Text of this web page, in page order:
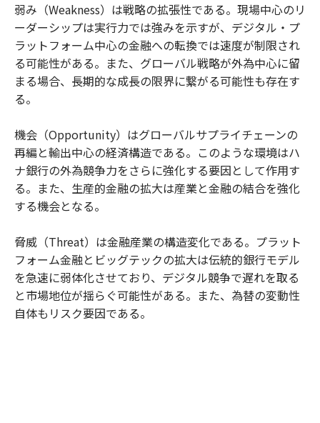
弱み（Weakness）は戦略の拡張性である。現場中心のリ
ーダーシップは実行力では強みを示すが、デジタル・プ
ラットフォーム中心の金融への転換では速度が制限され
る可能性がある。また、グローバル戦略が外為中心に留
まる場合、長期的な成長の限界に繋がる可能性も存在す
る。
機会（Opportunity）はグローバルサプライチェーンの
再編と輸出中心の経済構造である。このような環境はハ
ナ銀行の外為競争力をさらに強化する要因として作用す
る。また、生産的金融の拡大は産業と金融の結合を強化
する機会となる。
脅威（Threat）は金融産業の構造変化である。プラット
フォーム金融とビッグテックの拡大は伝統的銀行モデル
を急速に弱体化させており、デジタル競争で遅れを取る
と市場地位が揺らぐ可能性がある。また、為替の変動性
自体もリスク要因である。